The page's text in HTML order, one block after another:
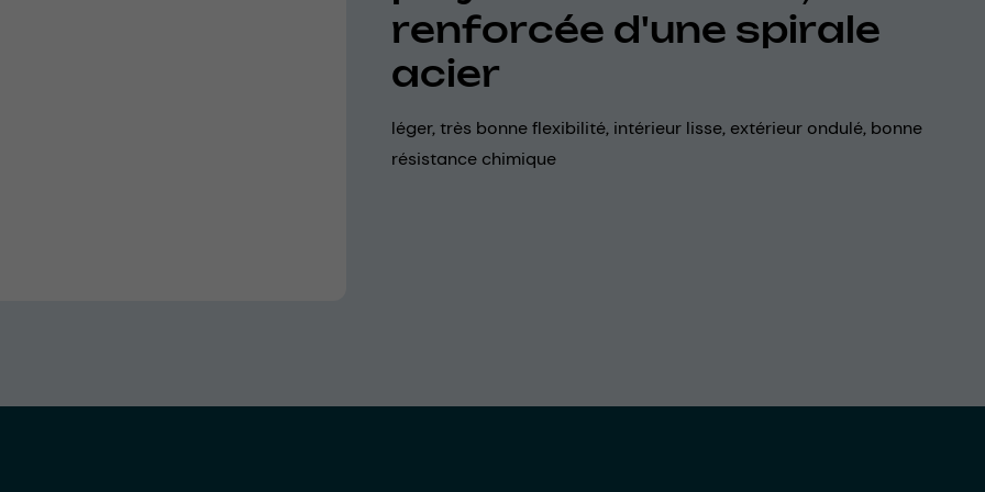
renforcée d'une spirale
acier
léger, très bonne flexibilité, intérieur lisse, extérieur ondulé, bonne
résistance chimique